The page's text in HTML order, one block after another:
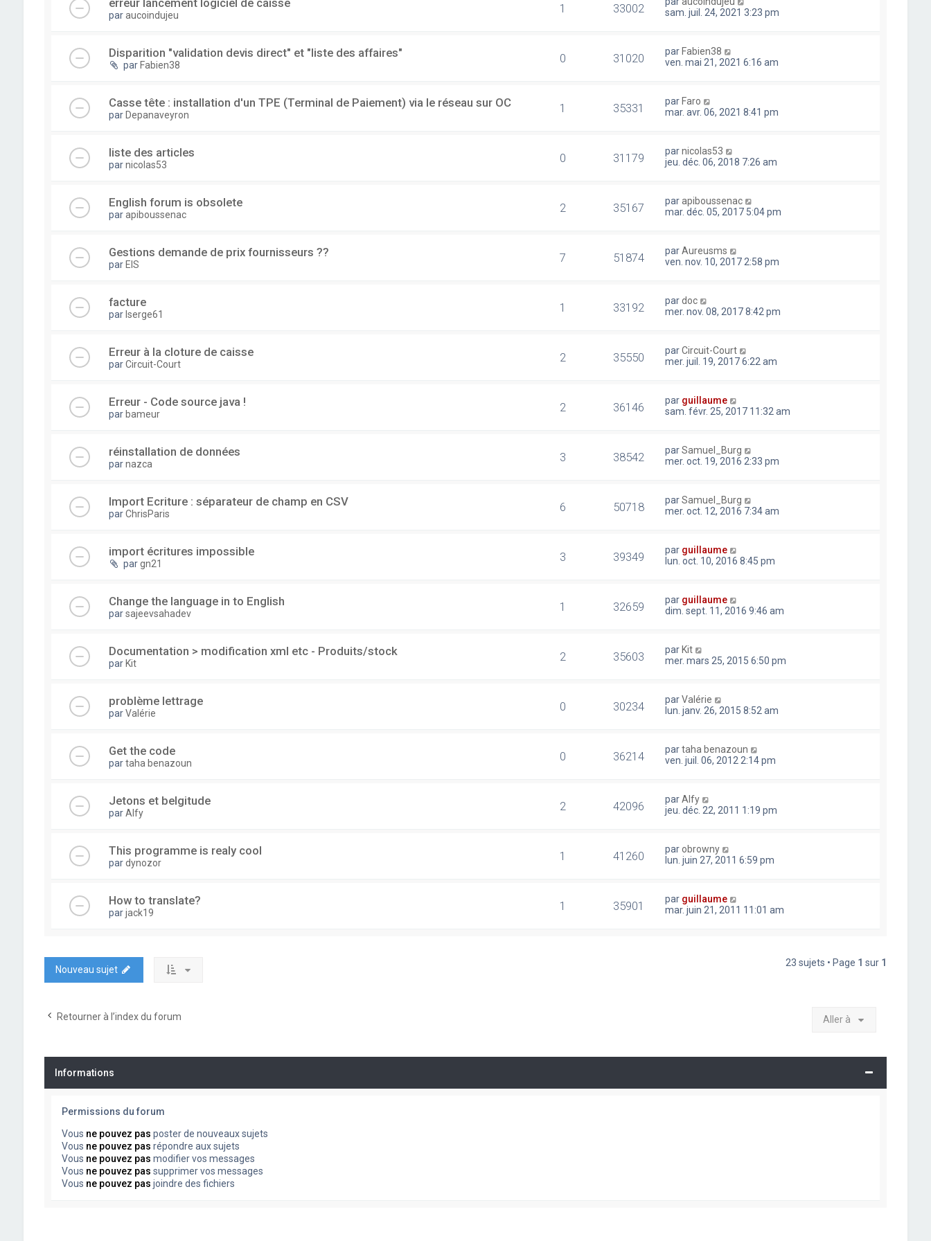
paraucoindujeu 1 33002
sam. juil. 24, 2021 3:23 pm
Disparition "validation devis direct" et "liste des affaires"
par Fabien38 0 31020 par Fabien38
ven. mai 21, 2021 6:16 am
Casse tête : installation d'un TPE (Terminal de Paiement) via le réseau sur OC
par Depanaveyron 1 35331 par Faro
mar. avr. 06, 2021 8:41 pm
liste des articles
parnicolas53 0 31179 parnicolas53
jeu. déc. 06, 2018 7:26 am
English forum is obsolete
parapiboussenac 2 35167 parapiboussenac
mar. déc. 05, 2017 5:04 pm
Gestions demande de prix fournisseurs ??
par EIS 7 51874 parAureusms
ven. nov. 10, 2017 2:58 pm
facture
par lserge61 1 33192 pardoc
mer. nov. 08, 2017 8:42 pm
Erreur à la cloture de caisse
parCircuit-Court 2 35550 parCircuit-Court
mer. juil. 19, 2017 6:22 am
Erreur - Code source java !
par bameur 2 36146 par guillaume
sam. févr. 25, 2017 11:32 am
réinstallation de données
parnazca 3 38542 parSamuel_Burg
mer. oct. 19, 2016 2:33 pm
Import Ecriture : séparateur de champ en CSV
parChrisParis 6 50718 parSamuel_Burg
mer. oct. 12, 2016 7:34 am
import écritures impossible
pargn21 3 39349 par guillaume
lun. oct. 10, 2016 8:45 pm
Change the language in to English
parsajeevsahadev 1 32659 par guillaume
dim. sept. 11, 2016 9:46 am
Documentation > modification xml etc - Produits/stock
par Kit 2 35603 par Kit
mer. mars 25, 2015 6:50 pm
problème lettrage
parValérie 0 30234 parValérie
lun. janv. 26, 2015 8:52 am
Get the code
partaha benazoun 0 36214 partaha benazoun
ven. juil. 06, 2012 2:14 pm
Jetons et belgitude
parAlfy 2 42096 parAlfy
jeu. déc. 22, 2011 1:19 pm
This programme is realy cool
pardynozor 1 41260 parobrowny
lun. juin 27, 2011 6:59 pm
How to translate?
parjack19 1 35901 par guillaume
mar. juin 21, 2011 11:01 am
Nouveau sujet
23 sujets • Page 1 sur 1
Retourner à l’index du forum Aller à
Informations
Permissions du forum
Vous ne pouvez pas poster de nouveaux sujets
Vous ne pouvez pas répondre aux sujets
Vous ne pouvez pas modifier vos messages
Vous ne pouvez pas supprimer vos messages
Vous ne pouvez pas joindre des fichiers